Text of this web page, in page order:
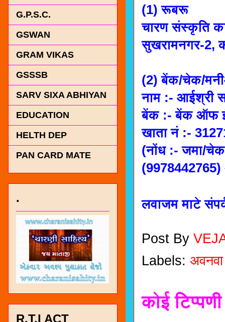
(1) रूबरू
चारण संस्कृति
सुखरामनगर-2,
(2) बेंक/चेक/
नाम :- आईश्री
बेंक :- बेंक ऑफ
खाता नं :-
(नोंध :- जमा/
(9978442765)
लवाजम माटे
Post By
Labels:
कोई
G.P.S.C.
GSWAN
GRAM VIKAS
GSSSB
SARV SIXA ABHIYAN
EDUCATION
HELTH DEP
PAN CARD MATE
.
R.T.I ACT